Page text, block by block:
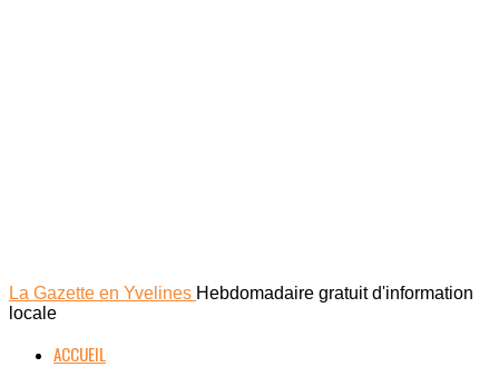
La Gazette en Yvelines Hebdomadaire gratuit d'information
locale
ACCUEIL